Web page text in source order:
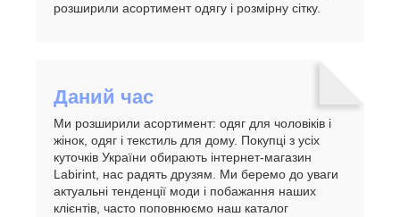
розширили асортимент одягу і розмірну сітку.
Даний час
Ми розширили асортимент: одяг для чоловіків і
жінок, одяг і текстиль для дому. Покупці з усіх
куточків України обирають інтернет-магазин
Labirint, нас радять друзям. Ми беремо до уваги
актуальні тенденції моди і побажання наших
клієнтів, часто поповнюємо наш каталог